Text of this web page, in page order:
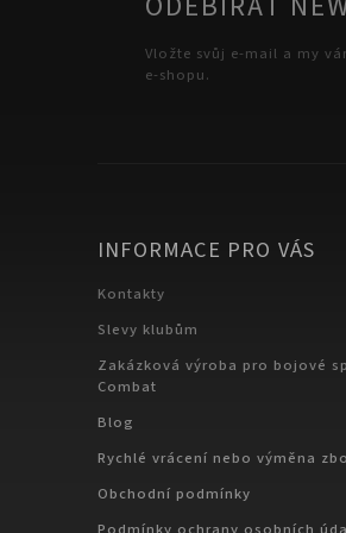
Vložte svůj e-mail a my
e-shopu.
INFORMACE PRO VÁS
Kontakty
Slevy klubům
Zakázková výroba pro bojové
Combat
Blog
Rychlé vrácení nebo výměna
Obchodní podmínky